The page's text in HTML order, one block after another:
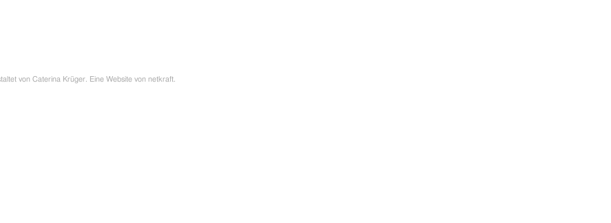
von Caterina Krüger . Eine Website von netkraft